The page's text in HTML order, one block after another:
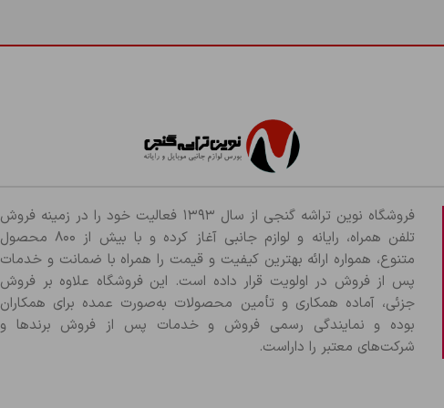
فروشگاه نوین تراشه گنجی از سال ۱۳۹۳ فعالیت خود را در زمینه فروش
تلفن همراه، رایانه و لوازم جانبی آغاز کرده و با بیش از ۸۰۰ محصول
متنوع، همواره ارائه بهترین کیفیت و قیمت را همراه با ضمانت و خدمات
پس از فروش در اولویت قرار داده است. این فروشگاه علاوه بر فروش
جزئی، آماده همکاری و تأمین محصولات به‌صورت عمده برای همکاران
بوده و نمایندگی رسمی فروش و خدمات پس از فروش برندها و
شرکت‌های معتبر را داراست.